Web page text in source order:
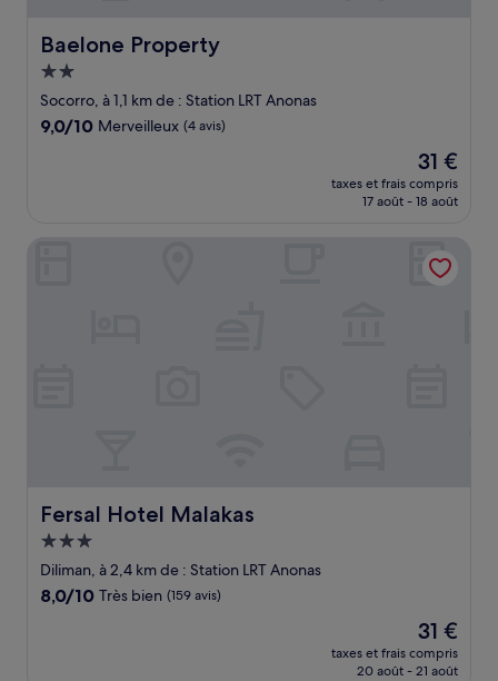
Baelone Property
Baelone Property
Hébergement
2.0 étoiles
Socorro, à 1,1 km de : Station LRT Anonas
9.0
9,0/10 Merveilleux (4 avis)
Le
nouveau
prix
de
31 €
31 €
taxes et frais compris
17 août - 18 août
Fersal Hotel Malakas
Fersal Hotel Malakas
Hébergement
3.0 étoiles
Diliman, à 2,4 km de : Station LRT Anonas
8.0
8,0/10 Très bien (159 avis)
Le
nouveau
prix
31 €
taxes et frais compris
20 août - 21 août